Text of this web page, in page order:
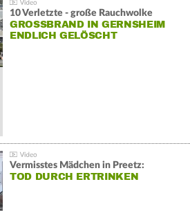
10 Verletzte - große Rauchwolke
GROSSBRAND IN GERNSHEIM E
NDLICH GELÖSCHT
Vermisstes Mädchen in Preetz:
TOD DURCH ERTRINKEN